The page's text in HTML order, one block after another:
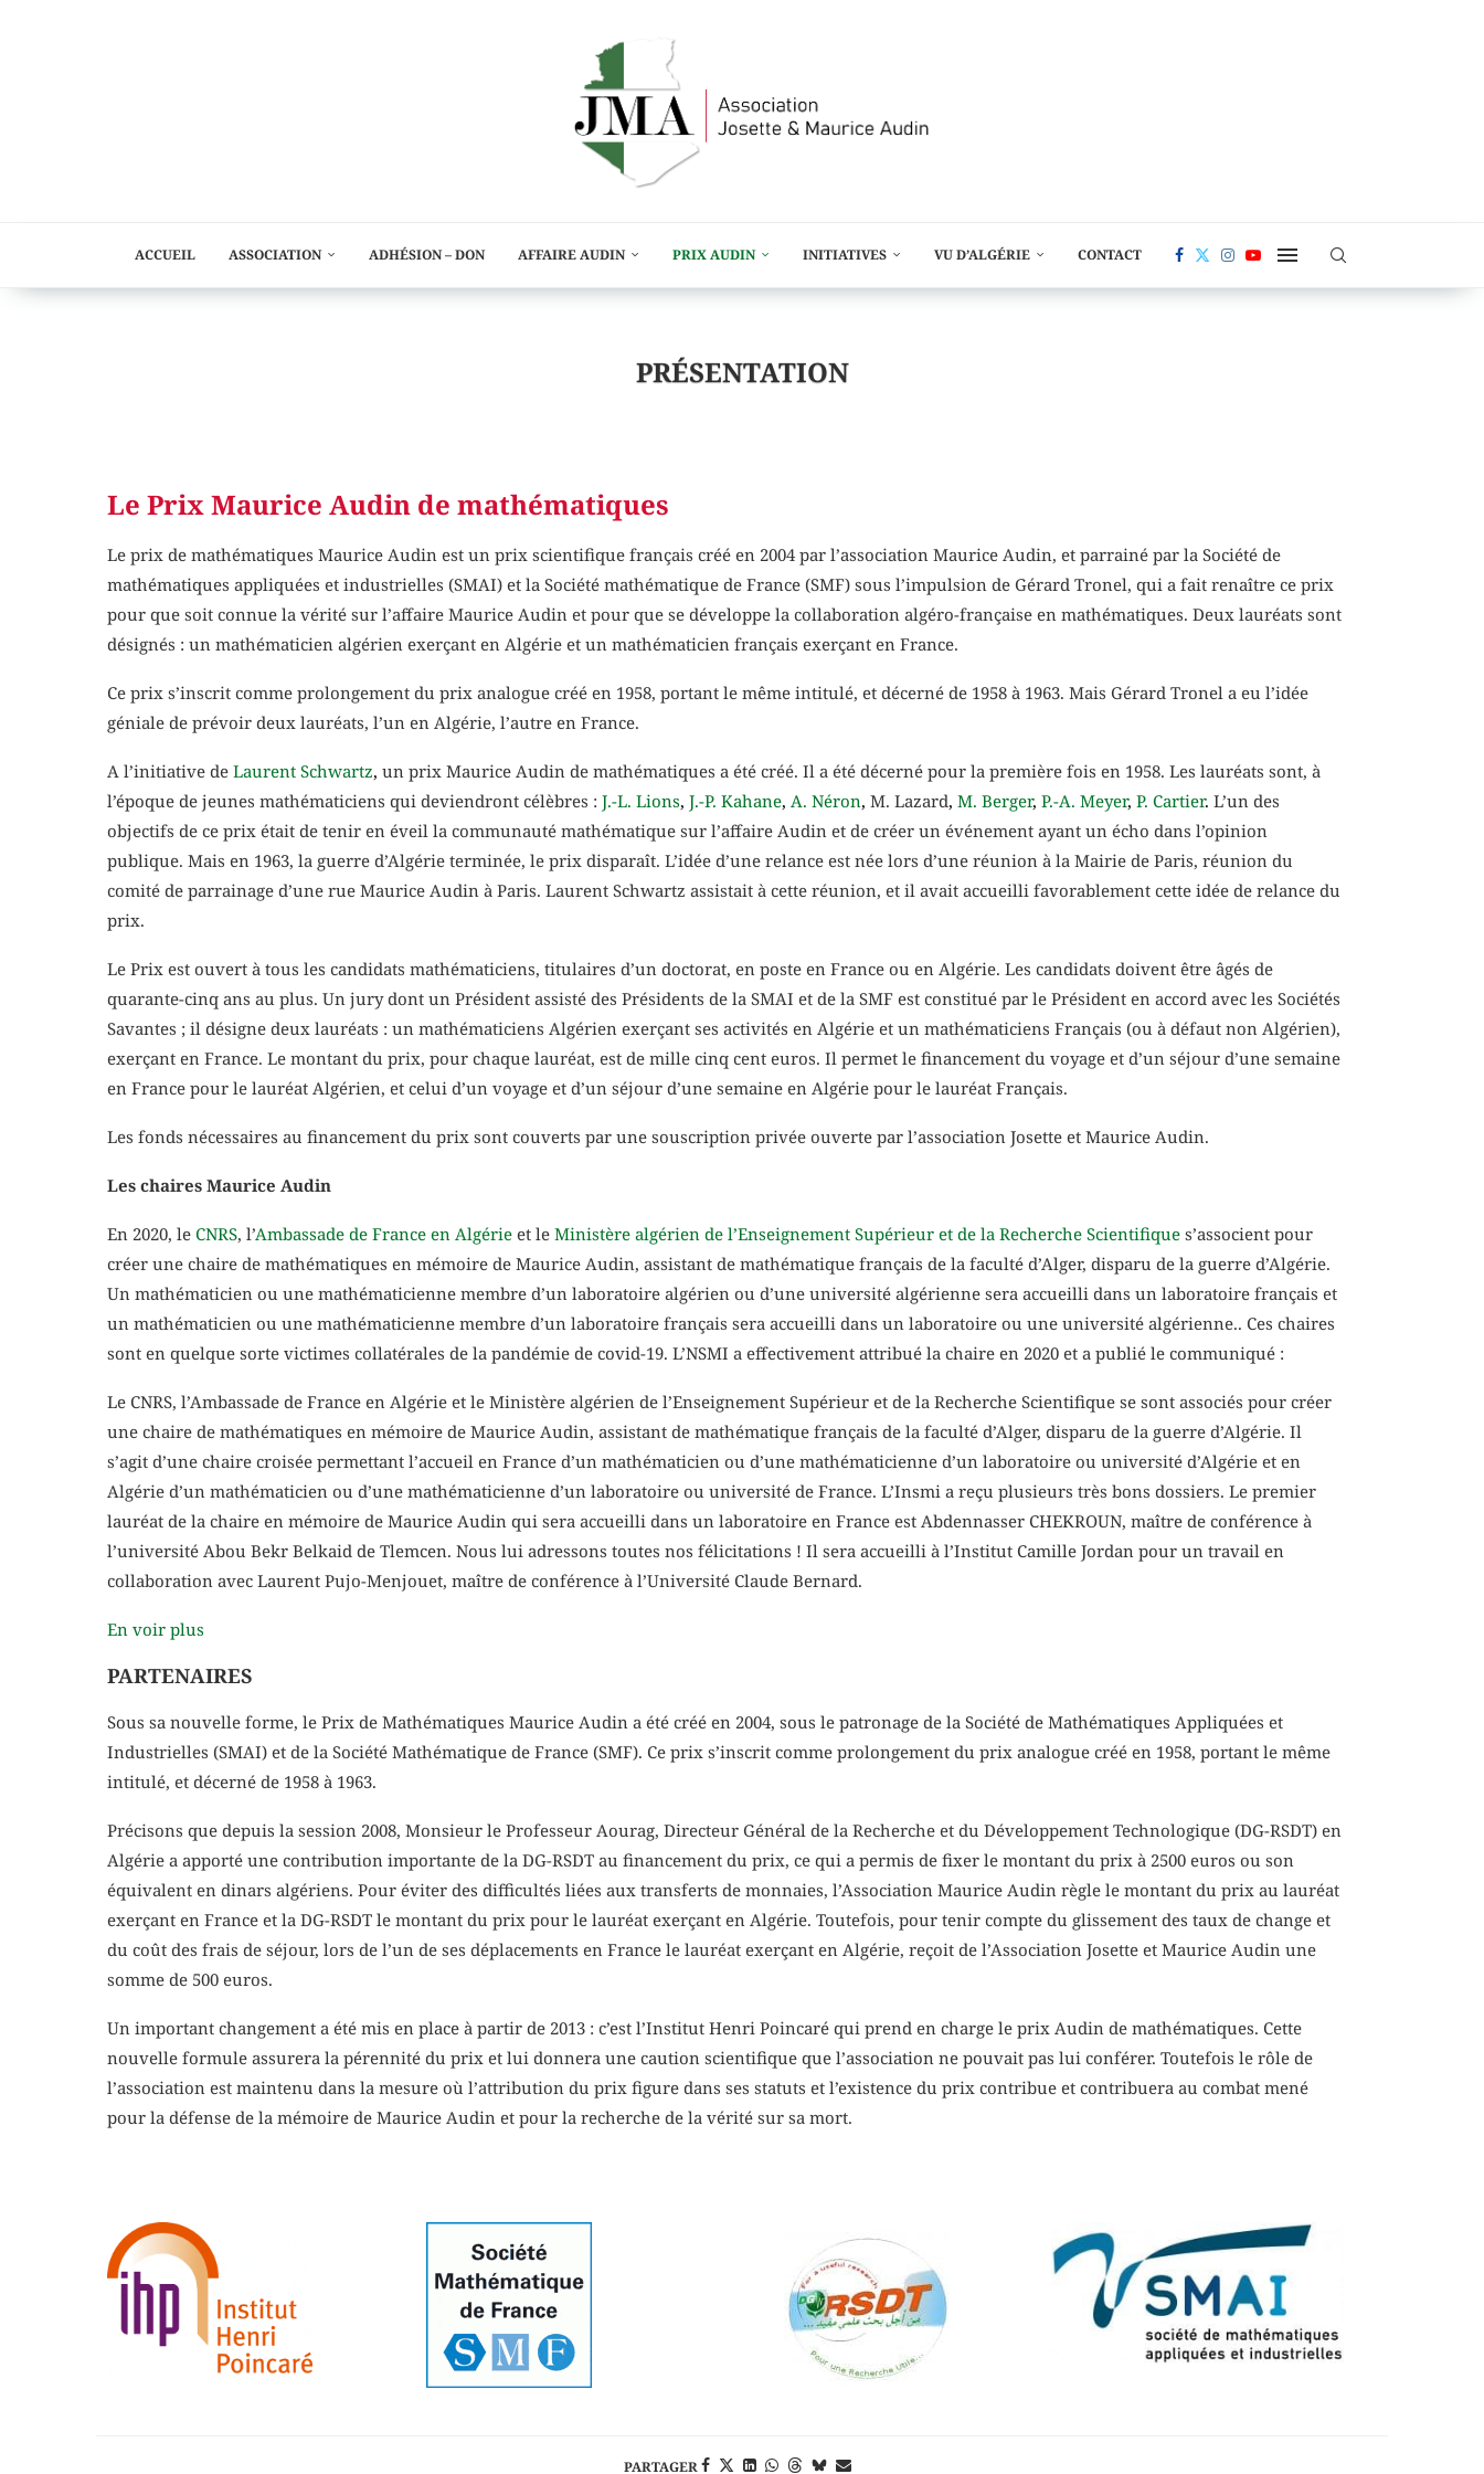
ACCUEIL ASSOCIATION ADHÉSION – DON AFFAIRE AUDIN PRIX AUDIN INITIATIVES VU D’ALGÉRIE CONTACT
PRÉSENTATION
Le Prix Maurice Audin de mathématiques
Le prix de mathématiques Maurice Audin est un prix scientifique français créé en 2004 par l’association Maurice Audin, et parrainé par la Société de
mathématiques appliquées et industrielles (SMAI) et la Société mathématique de France (SMF) sous l’impulsion de Gérard Tronel, qui a fait renaître ce prix
pour que soit connue la vérité sur l’affaire Maurice Audin et pour que se développe la collaboration algéro-française en mathématiques. Deux lauréats sont
désignés : un mathématicien algérien exerçant en Algérie et un mathématicien français exerçant en France.
Ce prix s’inscrit comme prolongement du prix analogue créé en 1958, portant le même intitulé, et décerné de 1958 à 1963. Mais Gérard Tronel a eu l’idée
géniale de prévoir deux lauréats, l’un en Algérie, l’autre en France.
A l’initiative de Laurent Schwartz, un prix Maurice Audin de mathématiques a été créé. Il a été décerné pour la première fois en 1958. Les lauréats sont, à
l’époque de jeunes mathématiciens qui deviendront célèbres : J.-L. Lions, J.-P. Kahane, A. Néron, M. Lazard, M. Berger, P.-A. Meyer, P. Cartier. L’un des
objectifs de ce prix était de tenir en éveil la communauté mathématique sur l’affaire Audin et de créer un événement ayant un écho dans l’opinion
publique. Mais en 1963, la guerre d’Algérie terminée, le prix disparaît. L’idée d’une relance est née lors d’une réunion à la Mairie de Paris, réunion du
comité de parrainage d’une rue Maurice Audin à Paris. Laurent Schwartz assistait à cette réunion, et il avait accueilli favorablement cette idée de relance du
prix.
Le Prix est ouvert à tous les candidats mathématiciens, titulaires d’un doctorat, en poste en France ou en Algérie. Les candidats doivent être âgés de
quarante-cinq ans au plus. Un jury dont un Président assisté des Présidents de la SMAI et de la SMF est constitué par le Président en accord avec les Sociétés
Savantes ; il désigne deux lauréats : un mathématiciens Algérien exerçant ses activités en Algérie et un mathématiciens Français (ou à défaut non Algérien),
exerçant en France. Le montant du prix, pour chaque lauréat, est de mille cinq cent euros. Il permet le financement du voyage et d’un séjour d’une semaine
en France pour le lauréat Algérien, et celui d’un voyage et d’un séjour d’une semaine en Algérie pour le lauréat Français.
Les fonds nécessaires au financement du prix sont couverts par une souscription privée ouverte par l’association Josette et Maurice Audin.
Les chaires Maurice Audin
En 2020, le CNRS, l’Ambassade de France en Algérie et le Ministère algérien de l’Enseignement Supérieur et de la Recherche Scientifique s’associent pour
créer une chaire de mathématiques en mémoire de Maurice Audin, assistant de mathématique français de la faculté d’Alger, disparu de la guerre d’Algérie.
Un mathématicien ou une mathématicienne membre d’un laboratoire algérien ou d’une université algérienne sera accueilli dans un laboratoire français et
un mathématicien ou une mathématicienne membre d’un laboratoire français sera accueilli dans un laboratoire ou une université algérienne.. Ces chaires
sont en quelque sorte victimes collatérales de la pandémie de covid-19. L’NSMI a effectivement attribué la chaire en 2020 et a publié le communiqué :
Le CNRS, l’Ambassade de France en Algérie et le Ministère algérien de l’Enseignement Supérieur et de la Recherche Scientifique se sont associés pour créer
une chaire de mathématiques en mémoire de Maurice Audin, assistant de mathématique français de la faculté d’Alger, disparu de la guerre d’Algérie. Il
s’agit d’une chaire croisée permettant l’accueil en France d’un mathématicien ou d’une mathématicienne d’un laboratoire ou université d’Algérie et en
Algérie d’un mathématicien ou d’une mathématicienne d’un laboratoire ou université de France. L’Insmi a reçu plusieurs très bons dossiers. Le premier
lauréat de la chaire en mémoire de Maurice Audin qui sera accueilli dans un laboratoire en France est Abdennasser CHEKROUN, maître de conférence à
l’université Abou Bekr Belkaid de Tlemcen. Nous lui adressons toutes nos félicitations ! Il sera accueilli à l’Institut Camille Jordan pour un travail en
collaboration avec Laurent Pujo-Menjouet, maître de conférence à l’Université Claude Bernard.
En voir plus
PARTENAIRES
Sous sa nouvelle forme, le Prix de Mathématiques Maurice Audin a été créé en 2004, sous le patronage de la Société de Mathématiques Appliquées et
Industrielles (SMAI) et de la Société Mathématique de France (SMF). Ce prix s’inscrit comme prolongement du prix analogue créé en 1958, portant le même
intitulé, et décerné de 1958 à 1963.
Précisons que depuis la session 2008, Monsieur le Professeur Aourag, Directeur Général de la Recherche et du Développement Technologique (DG-RSDT) en
Algérie a apporté une contribution importante de la DG-RSDT au financement du prix, ce qui a permis de fixer le montant du prix à 2500 euros ou son
équivalent en dinars algériens. Pour éviter des difficultés liées aux transferts de monnaies, l’Association Maurice Audin règle le montant du prix au lauréat
exerçant en France et la DG-RSDT le montant du prix pour le lauréat exerçant en Algérie. Toutefois, pour tenir compte du glissement des taux de change et
du coût des frais de séjour, lors de l’un de ses déplacements en France le lauréat exerçant en Algérie, reçoit de l’Association Josette et Maurice Audin une
somme de 500 euros.
Un important changement a été mis en place à partir de 2013 : c’est l’Institut Henri Poincaré qui prend en charge le prix Audin de mathématiques. Cette
nouvelle formule assurera la pérennité du prix et lui donnera une caution scientifique que l’association ne pouvait pas lui conférer. Toutefois le rôle de
l’association est maintenu dans la mesure où l’attribution du prix figure dans ses statuts et l’existence du prix contribue et contribuera au combat mené
pour la défense de la mémoire de Maurice Audin et pour la recherche de la vérité sur sa mort.
PARTAGER